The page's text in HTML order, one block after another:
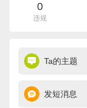
0
违规
Ta的主题
发短消息